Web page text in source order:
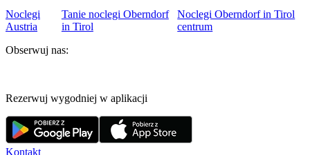
Noclegi
Austria
Tanie noclegi Oberndorf
in Tirol
Noclegi Oberndorf in Tirol
centrum
Obserwuj nas:
Rezerwuj wygodniej w aplikacji
Kontakt